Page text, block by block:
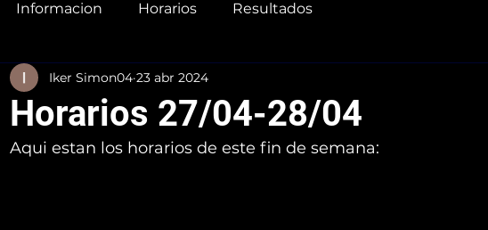
Informacion Horarios Resultados
Horarios 27/04-28/04
Iker Simon04 23 abr 2024
Aqui estan los horarios de este fin de semana: